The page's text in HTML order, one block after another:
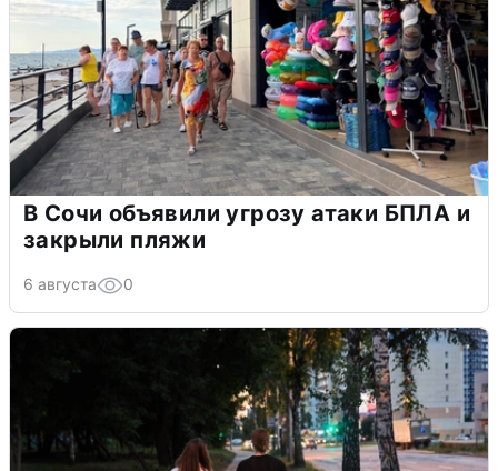
В Сочи объявили угрозу атаки БПЛА и
закрыли пляжи
6 августа 0